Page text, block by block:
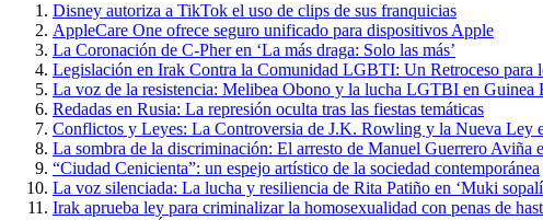
Disney autoriza a TikTok el uso de clips de sus franquicias
AppleCare One ofrece seguro unificado para dispositivos Apple
La Coronación de C-Pher en ‘La más draga: Solo las más’
Legislación en Irak Contra la Comunidad LGBTI: Un Retroceso para
La voz de la resistencia: Melibea Obono y la lucha LGTBI en Guinea
Redadas en Rusia: La represión oculta tras las fiestas temáticas
Conflictos y Leyes: La Controversia de J.K. Rowling y la Nueva Ley
La sombra de la discriminación: El arresto de Manuel Guerrero Aviña
“Ciudad Cenicienta”: un espejo artístico de la sociedad contemporánea
La voz silenciada: La lucha y resiliencia de Rita Patiño en ‘Muki
Irak aprueba ley para criminalizar la homosexualidad con penas de